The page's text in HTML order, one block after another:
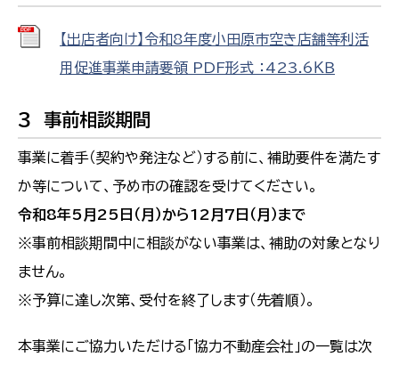
【出店者向け】令和8年度小田原市空き店舗等利活
用促進事業申請要領 PDF形式 ：423.6ＫＢ
３ 事前相談期間
事業に着手（契約や発注など）する前に、補助要件を満たす
か等について、予め市の確認を受けてください。
令和8年5月25日（月）から12月7日（月）まで
※事前相談期間中に相談がない事業は、補助の対象となり
ません。
※予算に達し次第、受付を終了します（先着順）。
本事業にご協力いただける「協力不動産会社」の一覧は次